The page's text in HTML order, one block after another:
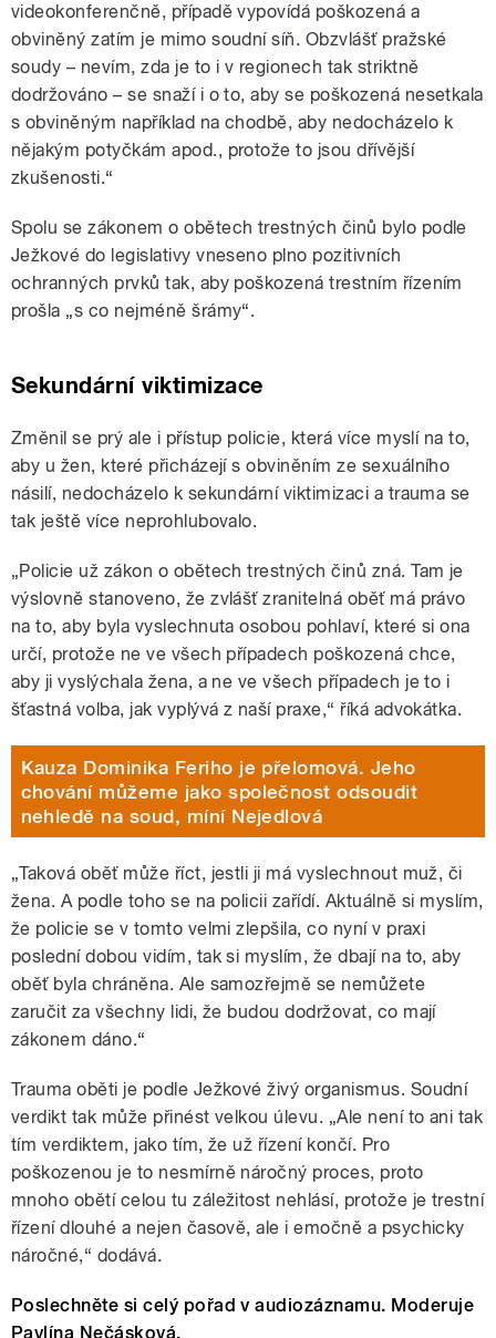
videokonferenčně, případě vypovídá poškozená a
obviněný zatím je mimo soudní síň. Obzvlášť pražské
soudy – nevím, zda je to i v regionech tak striktně
dodržováno – se snaží i o to, aby se poškozená nesetkala
s obviněným například na chodbě, aby nedocházelo k
nějakým potyčkám apod., protože to jsou dřívější
zkušenosti.“
Spolu se zákonem o obětech trestných činů bylo podle
Ježkové do legislativy vneseno plno pozitivních
ochranných prvků tak, aby poškozená trestním řízením
prošla „s co nejméně šrámy“.
Sekundární viktimizace
Změnil se prý ale i přístup policie, která více myslí na to,
aby u žen, které přicházejí s obviněním ze sexuálního
násilí, nedocházelo k sekundární viktimizaci a trauma se
tak ještě více neprohlubovalo.
„Policie už zákon o obětech trestných činů zná. Tam je
výslovně stanoveno, že zvlášť zranitelná oběť má právo
na to, aby byla vyslechnuta osobou pohlaví, které si ona
určí, protože ne ve všech případech poškozená chce,
aby ji vyslýchala žena, a ne ve všech případech je to i
šťastná volba, jak vyplývá z naší praxe,“ říká advokátka.
Kauza Dominika Feriho je přelomová. Jeho
chování můžeme jako společnost odsoudit
nehledě na soud, míní Nejedlová
„Taková oběť může říct, jestli ji má vyslechnout muž, či
žena. A podle toho se na policii zařídí. Aktuálně si myslím,
že policie se v tomto velmi zlepšila, co nyní v praxi
poslední dobou vidím, tak si myslím, že dbají na to, aby
oběť byla chráněna. Ale samozřejmě se nemůžete
zaručit za všechny lidi, že budou dodržovat, co mají
zákonem dáno.“
Trauma oběti je podle Ježkové živý organismus. Soudní
verdikt tak může přinést velkou úlevu. „Ale není to ani tak
tím verdiktem, jako tím, že už řízení končí. Pro
poškozenou je to nesmírně náročný proces, proto
mnoho obětí celou tu záležitost nehlásí, protože je trestní
řízení dlouhé a nejen časově, ale i emočně a psychicky
náročné,“ dodává.
Poslechněte si celý pořad v audiozáznamu. Moderuje
Pavlína Nečásková.